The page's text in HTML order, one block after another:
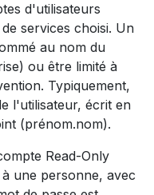
d'utilisateurs
services choisi. Un
au nom du
ou être limité à
Typiquement,
l'utilisateur, écrit en
(prénom.nom).
Read-Only
une personne, avec